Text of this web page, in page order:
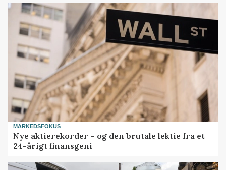
MARKEDSFOKUS
Nye aktierekorder – og den brutale lektie fra et
24-årigt finansgeni